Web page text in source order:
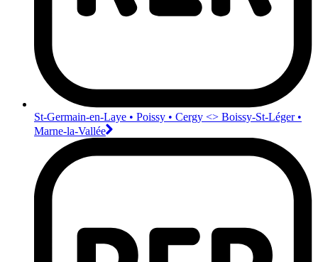
St-Germain-en-Laye • Poissy • Cergy <>︎ Boissy-St-Léger •
Marne-la-Vallée